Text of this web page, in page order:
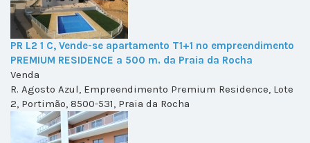
PR L2 1 C, Vende-se apartamento T1+1 no empreendimento
PREMIUM RESIDENCE a 500 m. da Praia da Rocha
Venda
R. Agosto Azul, Empreendimento Premium Residence, Lote
2, Portimão, 8500-531, Praia da Rocha